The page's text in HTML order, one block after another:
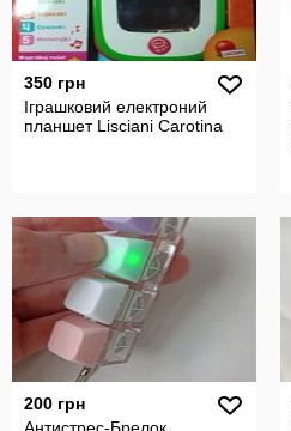
350 грн
Іграшковий електроний
планшет Lisciani Carotina
200 грн